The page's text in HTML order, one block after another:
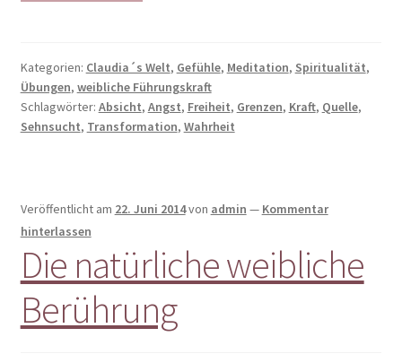
Kategorien: Claudia´s Welt, Gefühle, Meditation, Spiritualität,
Übungen, weibliche Führungskraft
Schlagwörter: Absicht, Angst, Freiheit, Grenzen, Kraft, Quelle,
Sehnsucht, Transformation, Wahrheit
Veröffentlicht am 22. Juni 2014von admin — Kommentar
hinterlassen
Die natürliche weibliche
Berührung